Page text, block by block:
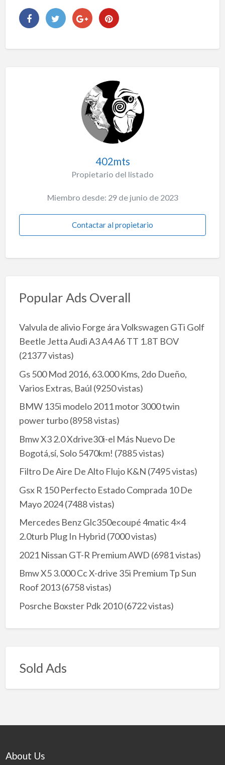
402mts
Propietario del listado
Miembro desde: 29 de junio de 2023
Contactar al propietario
Popular Ads Overall
Valvula de alivio Forge ára Volkswagen GTi Golf
Beetle Jetta Audi A3 A4 A6 TT 1.8T BOV
(21377 vistas)
Gs 500 Mod 2016, 63.000 Kms, 2do Dueño,
Varios Extras, Baúl (9250 vistas)
BMW 135i modelo 2011 motor 3000 twin
power turbo(8958 vistas)
Bmw X3 2.0 Xdrive30i-el Más Nuevo De
Bogotá,sí, Solo 5470km! (7885 vistas)
Filtro De Aire De Alto Flujo K&N (7495 vistas)
Gsx R 150 Perfecto Estado Comprada 10 De
Mayo 2024(7488 vistas)
Mercedes Benz Glc350ecoupé 4matic 4×4
2.0turb Plug In Hybrid (7000 vistas)
2021 Nissan GT-R Premium AWD (6981 vistas)
Bmw X5 3.000 Cc X-drive 35i Premium Tp Sun
Roof 2013(6758 vistas)
Posrche Boxster Pdk 2010(6722 vistas)
Sold Ads
About Us